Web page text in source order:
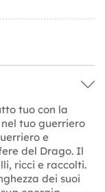
tuo con la
tuo guerriero
e
del Drago. Il
ricci e raccolti.
dei suoi